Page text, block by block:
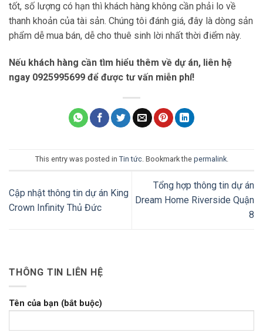
tốt, số lượng có hạn thì khách hàng không cần phải lo về
thanh khoản của tài sản. Chúng tôi đánh giá, đây là dòng sản
phẩm dễ mua bán, dễ cho thuê sinh lời nhất thời điểm này.
Nếu khách hàng cần tìm hiểu thêm về dự án, liên hệ
ngay 0925995699 để được tư vấn miễn phí!
This entry was posted in Tin tức. Bookmark the permalink.
Cập nhật thông tin dự án King
Crown Infinity Thủ Đức
Tổng hợp thông tin dự án
Dream Home Riverside Quận
8
THÔNG TIN LIÊN HỆ
Tên của bạn (bắt buộc)